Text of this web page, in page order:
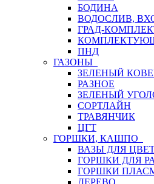
БОДИНА
ВОДОСЛИВ,
ГРАД-
ПНД
ГАЗОНЫ
ЗЕЛЕНЫЙ
РАЗНОЕ
ЗЕЛЕНЫЙ
СОРТЛАЙН
ТРАВЯНЧИК
ЦГТ
ГОРШКИ, КАШПО
ВАЗЫ ДЛЯ
ГОРШКИ ДЛЯ
ГОРШКИ
ДЕРЕВО